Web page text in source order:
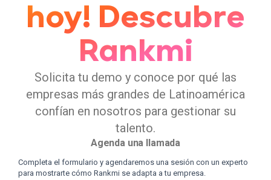
hoy! Descubre
Rankmi
Solicita tu demo y conoce por qué las
empresas más grandes de Latinoamérica
confían en nosotros para gestionar su
talento.
Agenda una llamada
Completa el formulario y agendaremos una sesión con un experto
para mostrarte cómo Rankmi se adapta a tu empresa.